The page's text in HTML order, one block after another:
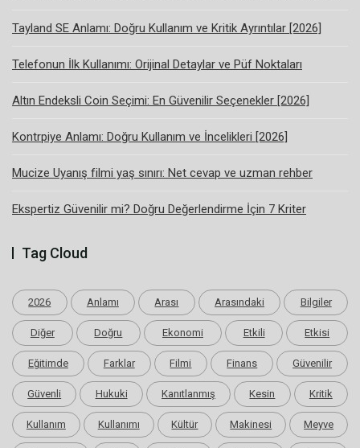
Tayland SE Anlamı: Doğru Kullanım ve Kritik Ayrıntılar [2026]
Telefonun İlk Kullanımı: Orijinal Detaylar ve Püf Noktaları
Altın Endeksli Coin Seçimi: En Güvenilir Seçenekler [2026]
Kontrpiye Anlamı: Doğru Kullanım ve İncelikleri [2026]
Mucize Uyanış filmi yaş sınırı: Net cevap ve uzman rehber
Ekspertiz Güvenilir mi? Doğru Değerlendirme İçin 7 Kriter
Tag Cloud
2026 Anlamı Arası Arasındaki Bilgiler
Diğer Doğru Ekonomi Etkili Etkisi
Eğitimde Farklar Filmi Finans Güvenilir
Güvenli Hukuki Kanıtlanmış Kesin Kritik
Kullanım Kullanımı Kültür Makinesi Meyve